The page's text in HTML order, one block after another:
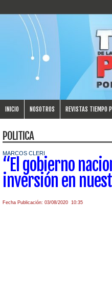
INICIO NOSOTROS REVISTAS TIEMPO
POLITICA
MARCOS CLERI
“El gobierno
inversión en
Fecha Publicación: 03/08/2020 10:35